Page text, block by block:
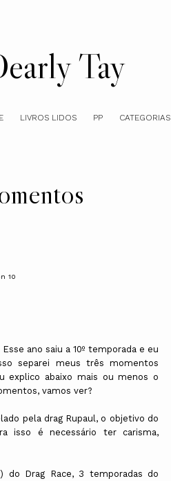
Tay
LIVROS LIDOS PP CATEGORIAS
10
ano saiu a 10º temporada e eu
separei meus três momentos
explico abaixo mais ou menos o
vamos ver?
pela drag Rupaul, o objetivo do
isso é necessário ter carisma,
do Drag Race, 3 temporadas do